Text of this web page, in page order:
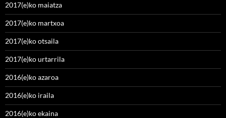
2017(e)ko maiatza
2017(e)ko martxoa
2017(e)ko otsaila
2017(e)ko urtarrila
2016(e)ko azaroa
2016(e)ko iraila
2016(e)ko ekaina